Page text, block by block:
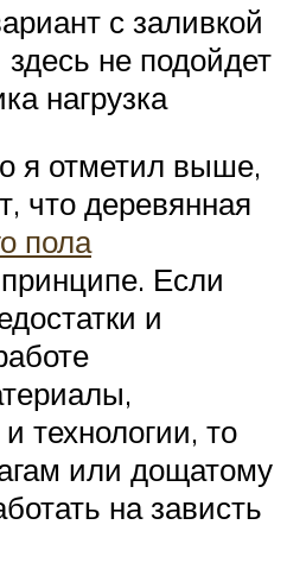
с заливкой
не подойдет
нагрузка
я отметил выше,
что деревянная
пола
Если
и
технологии, то
или дощатому
на зависть